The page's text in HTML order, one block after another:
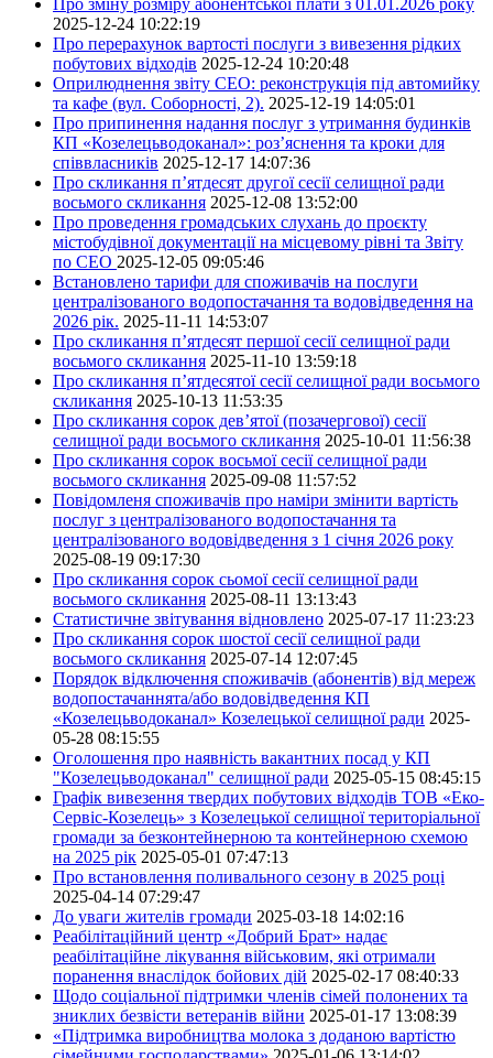
Про зміну розміру абонентської плати з 01.01.2026 року
2025-12-24 10:22:19
Про перерахунок вартості послуги з вивезення рідких
побутових відходів 2025-12-24 10:20:48
Оприлюднення звіту СЕО: реконструкція під автомийку
та кафе (вул. Соборності, 2). 2025-12-19 14:05:01
Про припинення надання послуг з утримання будинків
КП «Козелецьводоканал»: роз’яснення та кроки для
співвласників 2025-12-17 14:07:36
Про скликання п’ятдесят другої сесії селищної ради
восьмого скликання 2025-12-08 13:52:00
Про проведення громадських слухань до проєкту
містобудівної документації на місцевому рівні та Звіту
по СЕО 2025-12-05 09:05:46
Встановлено тарифи для споживачів на послуги
централізованого водопостачання та водовідведення на
2026 рік. 2025-11-11 14:53:07
Про скликання п’ятдесят першої сесії селищної ради
восьмого скликання 2025-11-10 13:59:18
Про скликання п’ятдесятої сесії селищної ради восьмого
скликання 2025-10-13 11:53:35
Про скликання сорок дев’ятої (позачергової) сесії
селищної ради восьмого скликання 2025-10-01 11:56:38
Про скликання сорок восьмої сесії селищної ради
восьмого скликання 2025-09-08 11:57:52
Повідомленя споживачів про наміри змінити вартість
послуг з централізованого водопостачання та
централізованого водовідведення з 1 січня 2026 року
2025-08-19 09:17:30
Про скликання сорок сьомої сесії селищної ради
восьмого скликання 2025-08-11 13:13:43
Статистичне звітування відновлено 2025-07-17 11:23:23
Про скликання сорок шостої сесії селищної ради
восьмого скликання 2025-07-14 12:07:45
Порядок відключення споживачів (абонентів) від мереж
водопостачаннята/або водовідведення КП
«Козелецьводоканал» Козелецької селищної ради 2025-
05-28 08:15:55
Оголошення про наявність вакантних посад у КП
"Козелецьводоканал" селищної ради 2025-05-15 08:45:15
Графік вивезення твердих побутових відходів ТОВ «Еко-
Сервіс-Козелець» з Козелецької селищної територіальної
громади за безконтейнерною та контейнерною схемою
на 2025 рік 2025-05-01 07:47:13
Про встановлення поливального сезону в 2025 році
2025-04-14 07:29:47
До уваги жителів громади 2025-03-18 14:02:16
Реабілітаційний центр «Добрий Брат» надає
реабілітаційне лікування військовим, які отримали
поранення внаслідок бойових дій 2025-02-17 08:40:33
Щодо соціальної підтримки членів сімей полонених та
зниклих безвісти ветеранів війни 2025-01-17 13:08:39
«Підтримка виробництва молока з доданою вартістю